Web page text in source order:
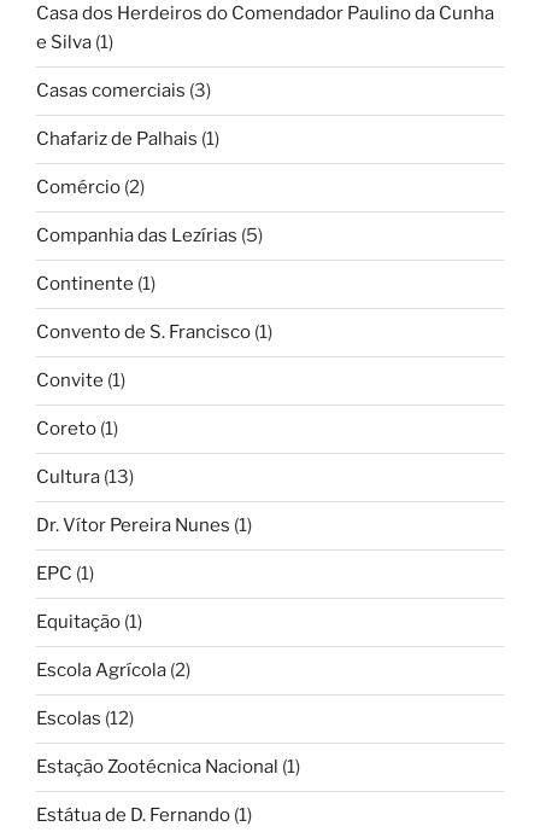
Casa dos Herdeiros do Comendador Paulino da Cunha
e Silva (1)
Casas comerciais (3)
Chafariz de Palhais (1)
Comércio (2)
Companhia das Lezírias (5)
Continente (1)
Convento de S. Francisco (1)
Convite (1)
Coreto (1)
Cultura (13)
Dr. Vítor Pereira Nunes (1)
EPC (1)
Equitação (1)
Escola Agrícola (2)
Escolas (12)
Estação Zootécnica Nacional (1)
Estátua de D. Fernando (1)